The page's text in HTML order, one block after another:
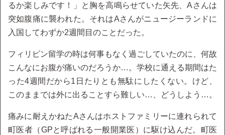
るか楽しみです！」と胸を高鳴らせていた矢先、Aさんは
突如腹痛に襲われた。それはAさんがニュージーランドに
入国してわずか2週間目のことだった。
フィリピン留学の時は何事もなく過ごしていたのに、何故
こんなにお腹が痛いのだろうか…。学校に通える期間はた
った4週間だから1日たりとも無駄にしたくない。けど、
このままでは外に出ることすら難しい…、どうしよう…。
痛みに耐えかねたAさんはホストファミリーに連れられて
町医者（GPと呼ばれる一般開業医）に駆け込んだ。町医